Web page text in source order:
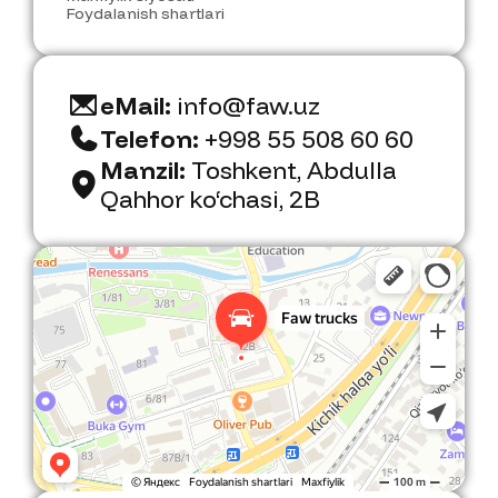
Foydalanish shartlari
eMail: info@faw.uz
Telefon: +998 55 508 60 60
Manzil: Toshkent, Abdulla
Qahhor ko‘chasi, 2B
Faw Trucks
Avtosalon Toshkentda